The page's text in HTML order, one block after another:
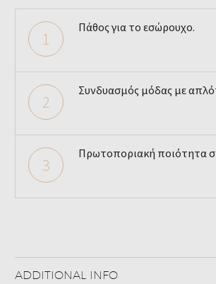
1
Πάθος για το εσώρουχο.
2
Συνδυασμός μόδας με
3
Πρωτοποριακή ποιότητα
ADDITIONAL INFO